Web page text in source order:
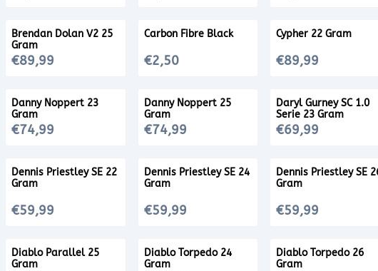
Brendan Dolan V2 25
Gram
Prijs: 89,99
€89,99
Carbon Fibre Black
Prijs: 2,50
€2,50
Cypher 22 Gram
Prijs: 89,99
€89,99
Danny Noppert 23
Gram
Prijs: 74,99
€74,99
Danny Noppert 25
Gram
Prijs: 74,99
€74,99
Daryl Gurney SC 1.0
Serie 23 Gram
Prijs: 69,99
€69,99
Dennis Priestley SE 22
Gram
Prijs: 59,99
€59,99
Dennis Priestley SE 24
Gram
Prijs: 59,99
€59,99
Dennis Priestley SE
Gram
Prijs: 59,99
€59,99
Diablo Parallel 25
Gram
Diablo Torpedo 24
Gram
Diablo Torpedo 26
Gram